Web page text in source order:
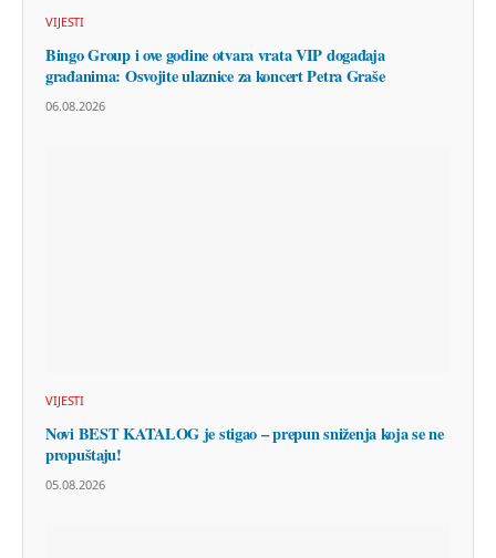
VIJESTI
Bingo Group i ove godine otvara vrata VIP događaja
građanima: Osvojite ulaznice za koncert Petra Graše
06.08.2026
VIJESTI
Novi BEST KATALOG je stigao – prepun sniženja koja se ne
propuštaju!
05.08.2026